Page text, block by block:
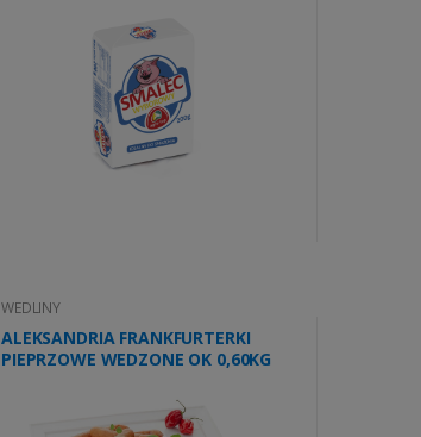
WEDLINY
ALEKSANDRIA FRANKFURTERKI
PIEPRZOWE WEDZONE OK 0,60KG